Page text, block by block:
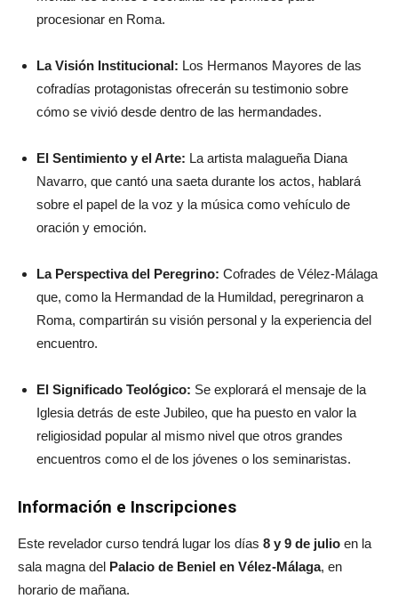
procesionar en Roma.
La Visión Institucional: Los Hermanos Mayores de las
cofradías protagonistas ofrecerán su testimonio sobre
cómo se vivió desde dentro de las hermandades.
El Sentimiento y el Arte: La artista malagueña Diana
Navarro, que cantó una saeta durante los actos, hablará
sobre el papel de la voz y la música como vehículo de
oración y emoción.
La Perspectiva del Peregrino: Cofrades de Vélez-Málaga
que, como la Hermandad de la Humildad, peregrinaron a
Roma, compartirán su visión personal y la experiencia del
encuentro.
El Significado Teológico: Se explorará el mensaje de la
Iglesia detrás de este Jubileo, que ha puesto en valor la
religiosidad popular al mismo nivel que otros grandes
encuentros como el de los jóvenes o los seminaristas.
Información e Inscripciones
Este revelador curso tendrá lugar los días 8 y 9 de julio en la
sala magna del Palacio de Beniel en Vélez-Málaga, en
horario de mañana.